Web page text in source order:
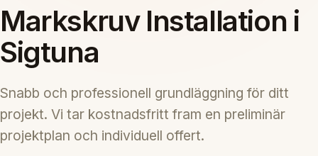
Markskruv Installation i
Sigtuna
Snabb och professionell grundläggning för ditt
projekt. Vi tar kostnadsfritt fram en preliminär
projektplan och individuell offert.